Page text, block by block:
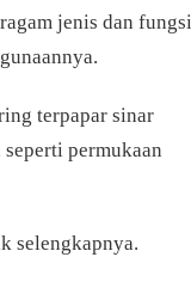
jenis dan fungsi
terpapar sinar
permukaan
selengkapnya.